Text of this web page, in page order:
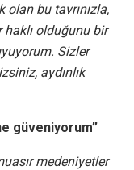
bu tavrınızla,
olduğunu bir
Sizler
aydınlık
güveniyorum”
medeniyetler